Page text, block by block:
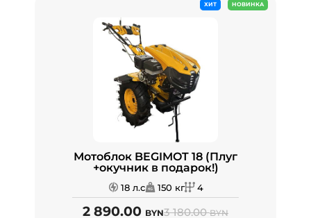
ХИТ НОВИНКА
Мотоблок BEGIMOT 18 (Плуг
+окучник в подарок!)
18 л.с 150 кг 4
2 890.00 BYN3 180.00BYN